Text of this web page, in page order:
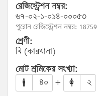
রেজিস্ট্রেশন নম্বর:
৬৭-০২-১-০১৪-০০০৫৩
পুরোন রেজিস্ট্রেশন নম্বর: 18759
শ্রেণী:
বি (কারখানা)
মোট শ্রমিকের সংখ্যা:
৪০
+ ২